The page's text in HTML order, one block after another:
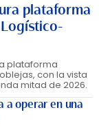
plataforma
plataforma
con la vista
mitad de 2026.
a operar en una